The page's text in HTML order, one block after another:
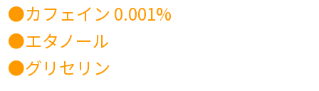
●カフェイン 0.001%
●エタノール
●グリセリン